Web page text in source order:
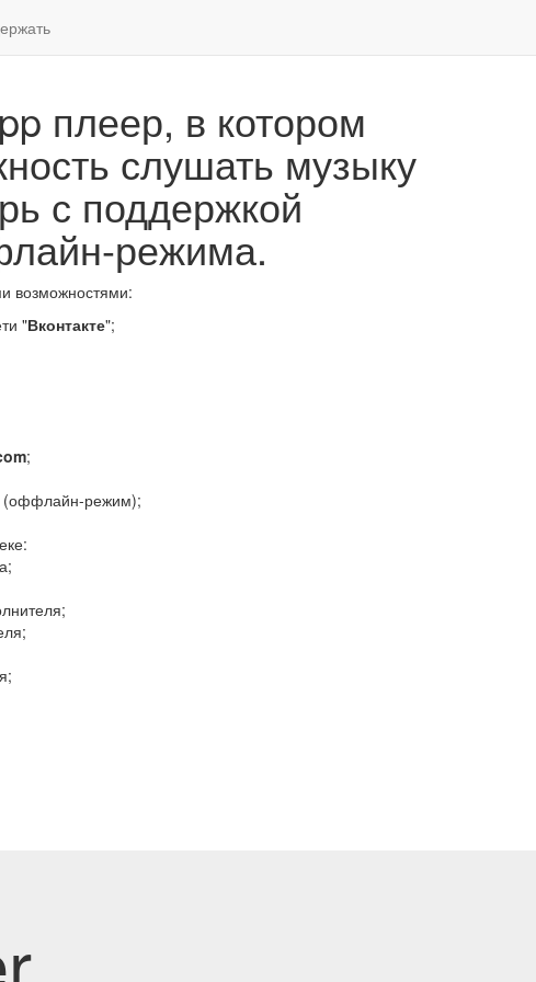
плеер, в котором
слушать музыку
с поддержкой
режима.
возможностями:
"Вконтакте";
;
(оффлайн-режим);